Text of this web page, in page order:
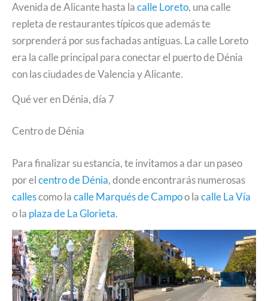
Avenida de Alicante hasta lacalle Loreto, una calle
repleta de restaurantes típicos que además te
sorprenderá por sus fachadas antiguas. La calle Loreto
era la calle principal para conectar el puerto de Dénia
con las ciudades de Valencia y Alicante.
Qué ver en Dénia, día 7
Centro de Dénia
Para finalizar su estancia, te invitamos a dar un paseo
por elcentro de Dénia, donde encontrarás numerosas
callescomo lacalle Marqués de Campoo lacalle La Vía
o la plaza de La Glorieta.